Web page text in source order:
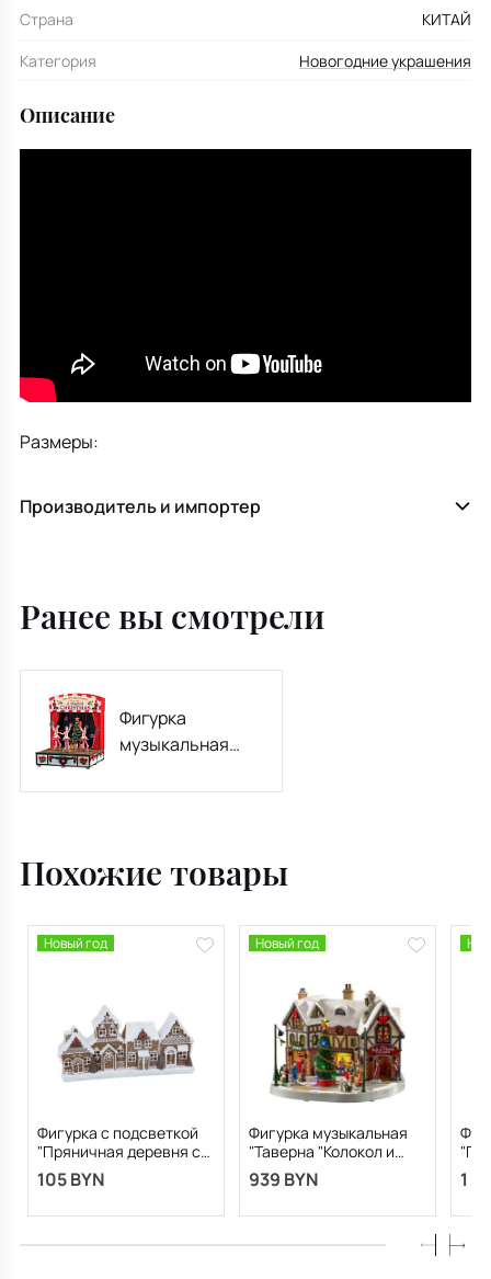
Страна
КИТАЙ
Категория
Новогодние украшения
Описание
Размеры:
Производитель и импортер
Ранее вы смотрели
Фигурка
музыкальная
компания
Похожие товары
Новый год
Фигурка с подсветкой
"Пряничная деревня с
бордюром" 12х23х6 см
105 BYN
Новый год
Фигурка музыкальная
"Таверна "Колокол и
чертополох"
23,8х19х22,5 см
939 BYN 1